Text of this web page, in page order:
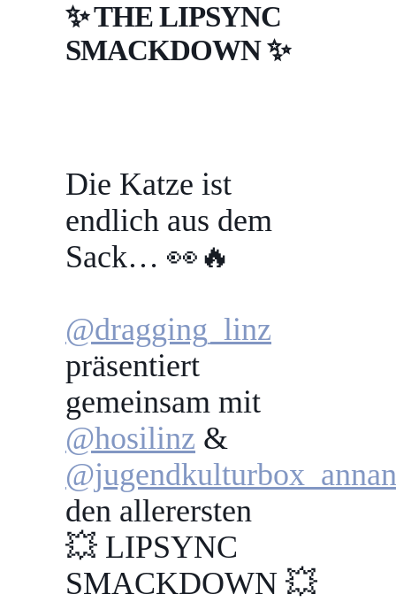
✨ THE LIPSYNC
SMACKDOWN ✨
Die Katze ist
endlich aus dem
Sack… 👀🔥
@dragging_linz
präsentiert
gemeinsam mit
@hosilinz &
den allerersten
💥 LIPSYNC
SMACKDOWN 💥